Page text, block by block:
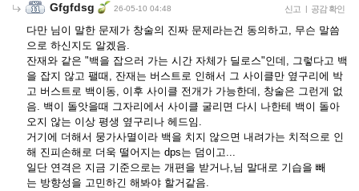
Gfgfdsg 26-05-10 04:48 신고 | 공감 확인
다만 님이 말한 문제가 창술의 진짜 문제라는건 동의하고, 무슨 말씀
으로 하신지도 알겠음.
잔재와 같은 "백을 잡으러 가는 시간 자체가 딜로스"인데, 그렇다고 백
을 잡지 않고 팰때, 잔재는 버스트로 인해서 그 사이클만 옆구리에 박
고 버스트로 백이동, 이후 사이클 전개가 가능한데, 창술은 그런게 없
음. 백이 돌앗을때 그자리에서 사이클 굴리면 다시 나한테 백이 돌아
오지 않는 이상 평생 옆구리나 헤드임.
거기에 더해서 뭉가사멸이라 백을 치지 않으면 내려가는 치적으로 인
해 진피손해로 더욱 떨어지는 dps는 덤이고...
일단 연격은 지금 기준으로는 개편을 받거나,님 말대로 기습을 빼
는 방향성을 고민하긴 해봐야 할거같음.